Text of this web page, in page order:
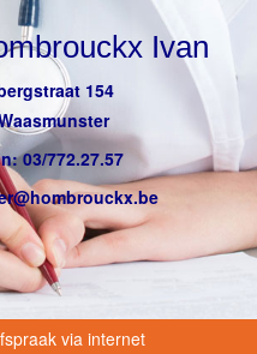
Ivan
154
03/772.27.57
via internet